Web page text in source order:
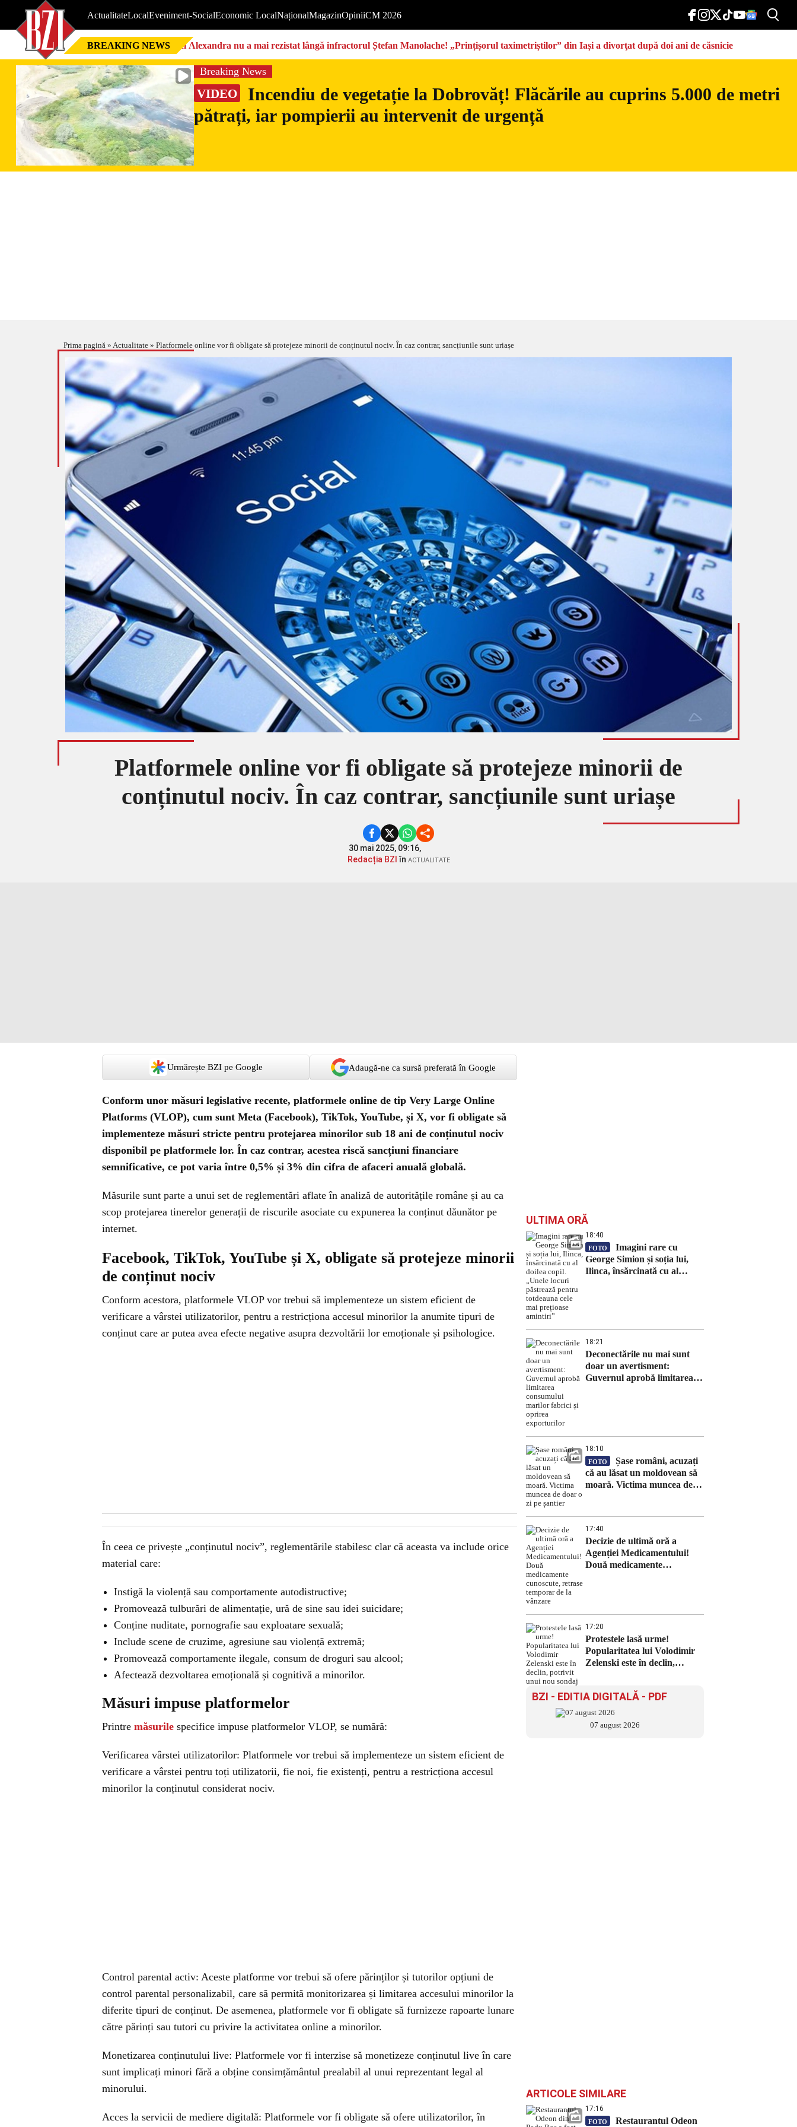
ActualitateLocalEveniment-SocialEconomic LocalNaționalMagazinOpiniiCM 2026
BREAKING NEWS Nici Alexandra nu a mai rezistat lângă infractorul Ștefan Manolache! „Prințișorul taximetriștilor” din Iași a divorţat după doi ani de căsnicie
Breaking News
VIDEO
Incendiu de vegetație la Dobrovăț! Flăcările au cuprins 5.000 de metri
pătrați, iar pompierii au intervenit de urgență
Prima pagină » Actualitate » Platformele online vor fi obligate să protejeze minorii de conținutul nociv. În caz contrar, sancțiunile sunt uriașe
Platformele online vor fi obligate să protejeze minorii de
conținutul nociv. În caz contrar, sancțiunile sunt uriașe
30 mai 2025, 09:16,
Redacția BZI în ACTUALITATE
Urmărește BZI pe Google Adaugă-ne ca sursă preferată în Google
Conform unor măsuri legislative recente, platformele online de tip Very Large Online
Platforms (VLOP), cum sunt Meta (Facebook), TikTok, YouTube, și X, vor fi obligate să
implementeze măsuri stricte pentru protejarea minorilor sub 18 ani de conținutul nociv
disponibil pe platformele lor. În caz contrar, acestea riscă sancțiuni financiare
semnificative, ce pot varia între 0,5% și 3% din cifra de afaceri anuală globală.
Măsurile sunt parte a unui set de reglementări aflate în analiză de autoritățile române și au ca
scop protejarea tinerelor generații de riscurile asociate cu expunerea la conținut dăunător pe
internet.
Facebook, TikTok, YouTube și X, obligate să protejeze minorii
de conținut nociv
Conform acestora, platformele VLOP vor trebui să implementeze un sistem eficient de
verificare a vârstei utilizatorilor, pentru a restricționa accesul minorilor la anumite tipuri de
conținut care ar putea avea efecte negative asupra dezvoltării lor emoționale și psihologice.
În ceea ce privește „conținutul nociv”, reglementările stabilesc clar că aceasta va include orice
material care:
Instigă la violență sau comportamente autodistructive;
Promovează tulburări de alimentație, ură de sine sau idei suicidare;
Conține nuditate, pornografie sau exploatare sexuală;
Include scene de cruzime, agresiune sau violență extremă;
Promovează comportamente ilegale, consum de droguri sau alcool;
Afectează dezvoltarea emoțională și cognitivă a minorilor.
Măsuri impuse platformelor
Printre măsurile specifice impuse platformelor VLOP, se numără:
Verificarea vârstei utilizatorilor: Platformele vor trebui să implementeze un sistem eficient de
verificare a vârstei pentru toți utilizatorii, fie noi, fie existenți, pentru a restricționa accesul
minorilor la conținutul considerat nociv.
Control parental activ: Aceste platforme vor trebui să ofere părinților și tutorilor opțiuni de
control parental personalizabil, care să permită monitorizarea și limitarea accesului minorilor la
diferite tipuri de conținut. De asemenea, platformele vor fi obligate să furnizeze rapoarte lunare
către părinți sau tutori cu privire la activitatea online a minorilor.
Monetizarea conținutului live: Platformele vor fi interzise să monetizeze conținutul live în care
sunt implicați minori fără a obține consimțământul prealabil al unui reprezentant legal al
minorului.
Acces la servicii de mediere digitală: Platformele vor fi obligate să ofere utilizatorilor, în
ULTIMA ORĂ
18:40
FOTO
Imagini rare cu
George Simion și soția lui,
Ilinca, însărcinată cu al
18:21
Deconectările nu mai sunt
doar un avertisment:
Guvernul aprobă limitarea
18:10
FOTO
Șase români, acuzați
că au lăsat un moldovean să
moară. Victima muncea de
17:40
Decizie de ultimă oră a
Agenției Medicamentului!
Două medicamente
17:20
Protestele lasă urme!
Popularitatea lui Volodimir
Zelenski este în declin,
BZI - EDITIA DIGITALĂ - PDF
07 august 2026
ARTICOLE SIMILARE
17:16
FOTO Restaurantul Odeon